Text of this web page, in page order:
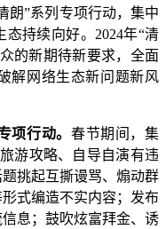
朗”系列专项行动，集中
持续向好。2024年“清
的新期待新要求，全面
解网络生态新问题新风
项行动。 春节期间，集
游攻略、自导自演有违
挑起互撕谩骂、煽动群
式编造不实内容；发布
息；鼓吹炫富拜金、诱